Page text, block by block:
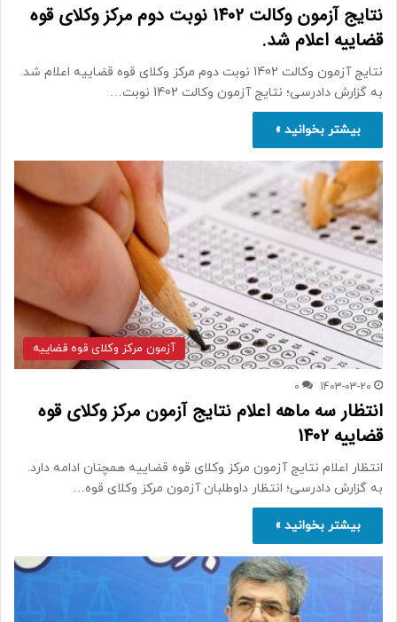
نتایج آزمون وکالت 1402 نوبت دوم مرکز وکلای قوه
قضاییه اعلام شد.
نتایج آزمون وکالت 1402 نوبت دوم مرکز وکلای قوه قضاییه اعلام شد.
به گزارش دادرسی؛ نتایج آزمون وکالت 1402 نوبت…
بیشتر بخوانید »
آزمون مرکز وکلای قوه قضاییه
1403-03-20
0
انتظار سه ماهه اعلام نتایج آزمون مرکز وکلای قوه
قضاییه 1402
انتظار اعلام نتایج آزمون مرکز وکلای قوه قضاییه همچنان ادامه دارد.
به گزارش دادرسی؛ انتظار داوطلبان آزمون مرکز وکلای قوه…
بیشتر بخوانید »